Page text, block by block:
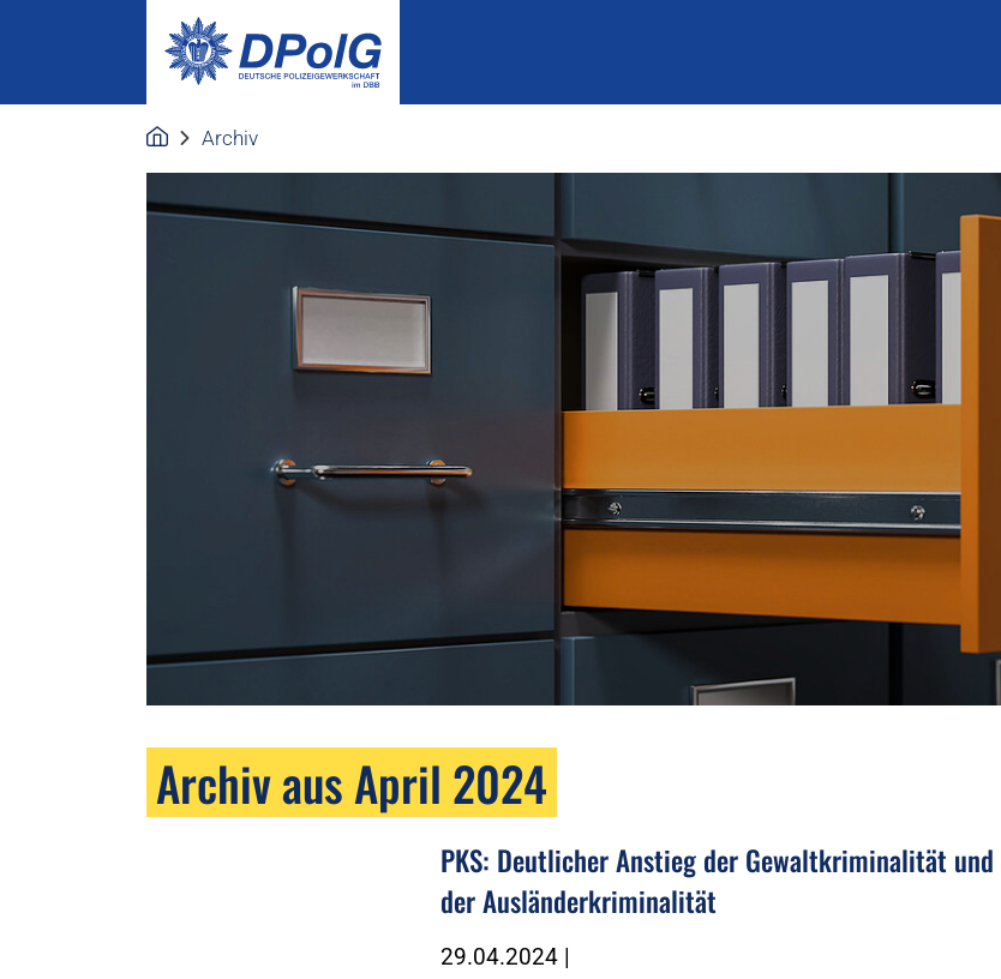
Archiv
Archiv aus April 2024
PKS: Deutlicher Anstieg der Gewaltkriminalität und
der Ausländerkriminalität
29.04.2024 |